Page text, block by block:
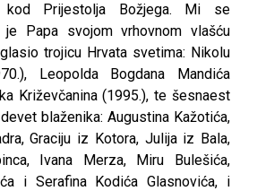
kod Prijestolja Božjega. Mi se
je Papa svojom vrhovnom vlašću
trojicu Hrvata svetima: Nikolu
Leopolda Bogdana Mandića
Križevčanina (1995.), te šesnaest
blaženika: Augustina Kažotića,
Graciju iz Kotora, Julija iz Bala,
Ivana Merza, Miru Bulešića,
i Serafina Kodića Glasnovića, i